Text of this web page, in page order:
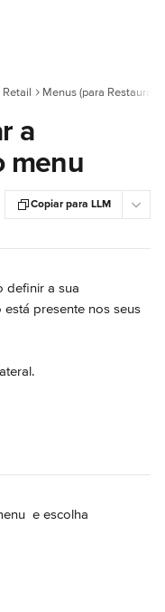
Menus (para
a
menu
Copiar para LLM
definir a sua
presente nos seus
e escolha